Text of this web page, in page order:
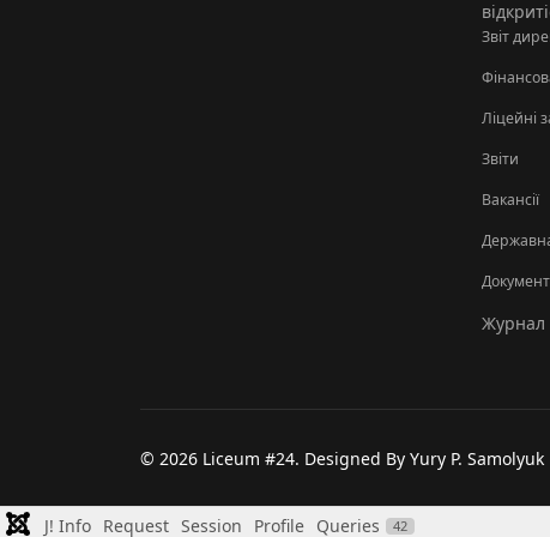
Звіт
Ліцейні
Звіти
Вакансії
Державна
Журнал
© 2026 Liceum #24. Designed By Yury P. Samolyuk
J! Info Request Session Profile Queries 42